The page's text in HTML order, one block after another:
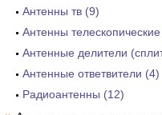
Антенны тв (9)
Антенны
Антенные делители
Антенные ответвители (4)
Радиоантенны (12)